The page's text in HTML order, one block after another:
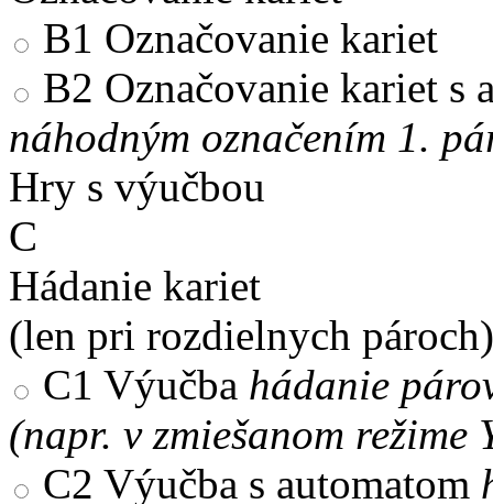
B1 Označovanie kariet
B2 Označovanie kariet s
náhodným označením 1.
Hry s výučbou
C
Hádanie kariet
(len pri rozdielnych pároch)
C1 Výučba hádanie
(napr. v zmiešanom režime
C2 Výučba s automatom